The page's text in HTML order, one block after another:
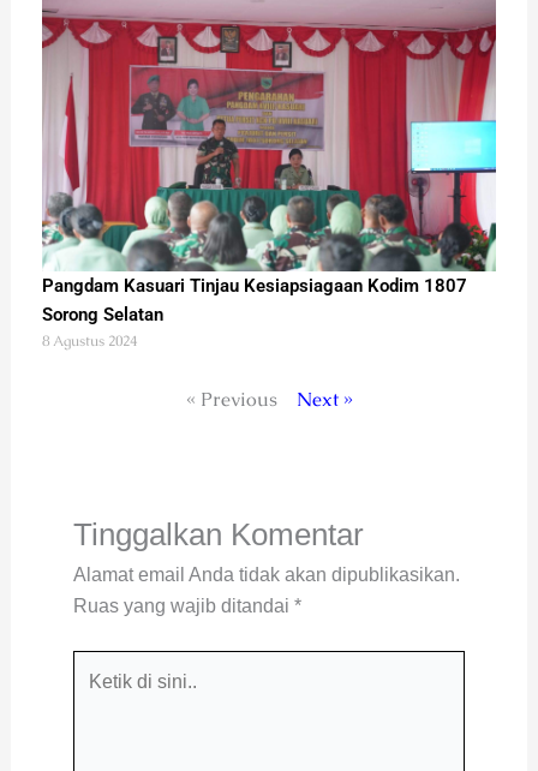
Pangdam Kasuari Tinjau Kesiapsiagaan Kodim 1807
Sorong Selatan
8 Agustus 2024
« Previous Next »
Tinggalkan Komentar
Alamat email Anda tidak akan dipublikasikan.
Ruas yang wajib ditandai *